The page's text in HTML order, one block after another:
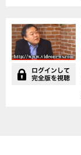
アメリカはどこへ向かう
のか